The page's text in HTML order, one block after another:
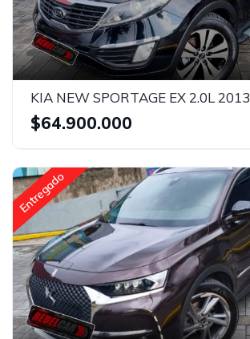
KIA NEW SPORTAGE EX 2.0L 2013
$64.900.000
Entregado